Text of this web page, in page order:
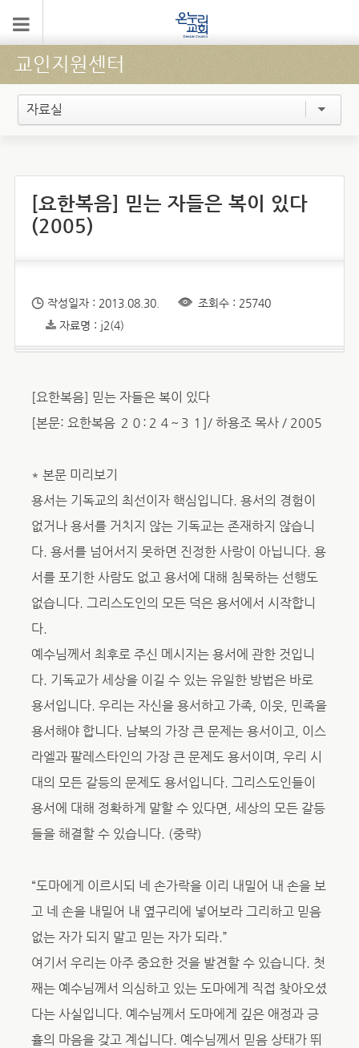
교인지원센터
자료실
[요한복음] 믿는 자들은 복이 있다
(2005)
작성일자 : 2013.08.30.
조회수 : 25740
자료명 : j2(4)
[요한복음] 믿는 자들은 복이 있다
[본문: 요한복음 ２０:２４~３１]/ 하용조 목사 / 2005
* 본문 미리보기
용서는 기독교의 최선이자 핵심입니다. 용서의 경험이
없거나 용서를 거치지 않는 기독교는 존재하지 않습니
다. 용서를 넘어서지 못하면 진정한 사랑이 아닙니다. 용
서를 포기한 사람도 없고 용서에 대해 침묵하는 선행도
없습니다. 그리스도인의 모든 덕은 용서에서 시작합니
다.
예수님께서 최후로 주신 메시지는 용서에 관한 것입니
다. 기독교가 세상을 이길 수 있는 유일한 방법은 바로
용서입니다. 우리는 자신을 용서하고 가족, 이웃, 민족을
용서해야 합니다. 남북의 가장 큰 문제는 용서이고, 이스
라엘과 팔레스타인의 가장 큰 문제도 용서이며, 우리 시
대의 모든 갈등의 문제도 용서입니다. 그리스도인들이
용서에 대해 정확하게 말할 수 있다면, 세상의 모든 갈등
들을 해결할 수 있습니다. (중략)
“도마에게 이르시되 네 손가락을 이리 내밀어 내 손을 보
고 네 손을 내밀어 내 옆구리에 넣어보라 그리하고 믿음
없는 자가 되지 말고 믿는 자가 되라.”
여기서 우리는 아주 중요한 것을 발견할 수 있습니다. 첫
째는 예수님께서 의심하고 있는 도마에게 직접 찾아오셨
다는 사실입니다. 예수님께서 도마에게 깊은 애정과 긍
휼의 마음을 갖고 계십니다. 예수님께서 믿음 상태가 뛰